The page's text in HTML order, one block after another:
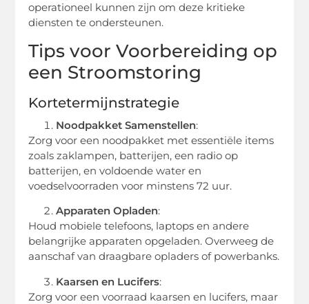
operationeel kunnen zijn om deze kritieke
diensten te ondersteunen.
Tips voor Voorbereiding op
een Stroomstoring
Kortetermijnstrategie
Noodpakket Samenstellen:
Zorg voor een noodpakket met essentiële items
zoals zaklampen, batterijen, een radio op
batterijen, en voldoende water en
voedselvoorraden voor minstens 72 uur.
Apparaten Opladen:
Houd mobiele telefoons, laptops en andere
belangrijke apparaten opgeladen. Overweeg de
aanschaf van draagbare opladers of powerbanks.
Kaarsen en Lucifers:
Zorg voor een voorraad kaarsen en lucifers, maar